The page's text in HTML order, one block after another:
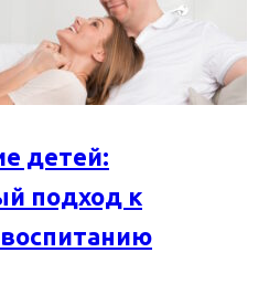
детей:
подход к